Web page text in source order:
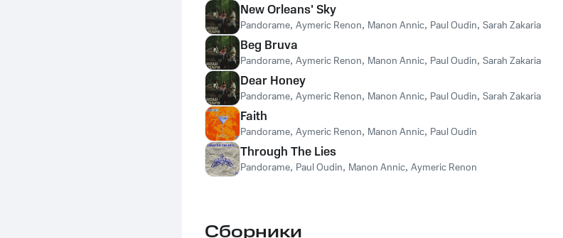
New Orleans' Sky
Pandorame, Aymeric Renon, Manon Annic, Paul Oudin, Sarah Zakaria
Beg Bruva
Pandorame, Aymeric Renon, Manon Annic, Paul Oudin, Sarah Zakaria
Dear Honey
Pandorame, Aymeric Renon, Manon Annic, Paul Oudin, Sarah Zakaria
Faith
Pandorame, Aymeric Renon, Manon Annic, Paul Oudin
Through The Lies
Pandorame, Paul Oudin, Manon Annic, Aymeric Renon
Сборники